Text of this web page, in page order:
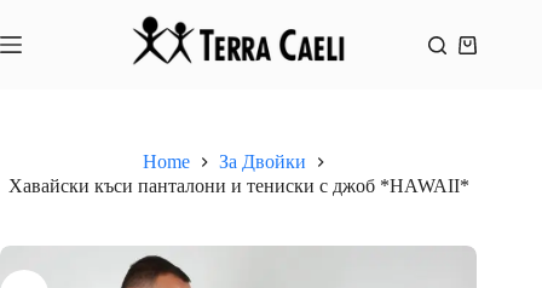
content
Shopping
Home
За Двойки
Хавайски къси панталони и тениски с джоб *HAWAII*